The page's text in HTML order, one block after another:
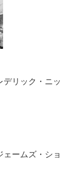
デリック・ニッ
ームズ・ショ